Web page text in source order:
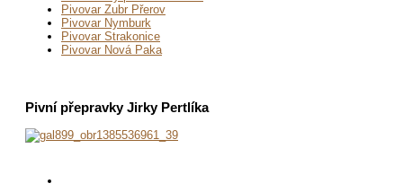
Pivovar Zubr Přerov
Pivovar Nymburk
Pivovar Strakonice
Pivovar Nová Paka
Pivní přepravky Jirky Pertlíka